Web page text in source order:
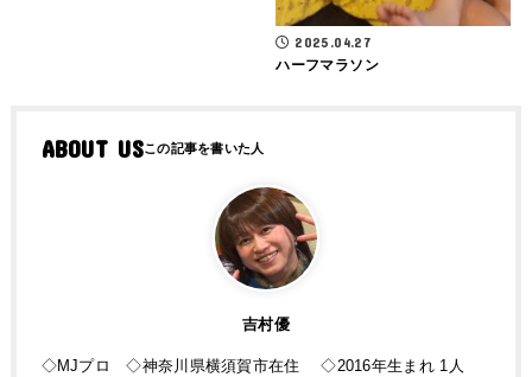
2025.04.27
ハーフマラソン
ABOUT US
吉村優
◇MJプロ ◇神奈川県横須賀市在住 ◇2016年生まれ 1人